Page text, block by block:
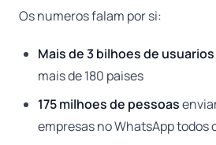
Os numeros falam por si:
Mais de 3 bilhoes de
mais de 180 paises
175 milhoes de pessoas
empresas no WhatsApp todos